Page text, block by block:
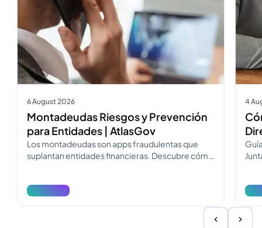
6 August 2026
Montadeudas Riesgos y Prevención
para Entidades | AtlasGov
Los montadeudas son apps fraudulentas que
suplantan entidades financieras. Descubre cómo
Ver más
4
Ver